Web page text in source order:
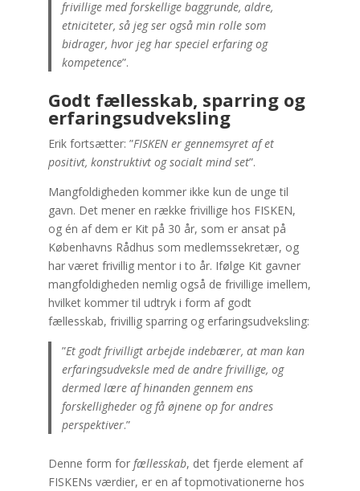
frivillige med forskellige baggrunde, aldre,
etniciteter, så jeg ser også min rolle som
bidrager, hvor jeg har speciel erfaring og
kompetence”.
Godt fællesskab, sparring og
erfaringsudveksling
Erik fortsætter: ”FISKEN er gennemsyret af et
positivt, konstruktivt og socialt mind set”.
Mangfoldigheden kommer ikke kun de unge til
gavn. Det mener en række frivillige hos FISKEN,
og én af dem er Kit på 30 år, som er ansat på
Københavns Rådhus som medlemssekretær, og
har været frivillig mentor i to år. Ifølge Kit gavner
mangfoldigheden nemlig også de frivillige imellem,
hvilket kommer til udtryk i form af godt
fællesskab, frivillig sparring og erfaringsudveksling:
”Et godt frivilligt arbejde indebærer, at man kan
erfaringsudveksle med de andre frivillige, og
dermed lære af hinanden gennem ens
forskelligheder og få øjnene op for andres
perspektiver.”
Denne form for fællesskab, det fjerde element af
FISKENs værdier, er en af topmotivationerne hos